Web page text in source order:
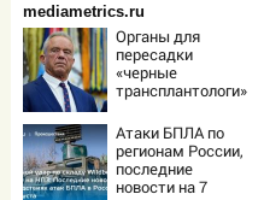
mediametrics.ru
Органы для
пересадки
«черные
трансплантологи»
живых пациентов
Атаки БПЛА по
регионам России,
последние
новости на 7